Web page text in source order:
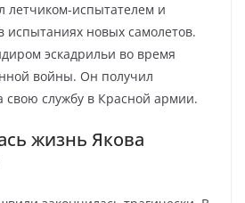
летчиком-испытателем и
испытаниях новых самолетов.
эскадрильи во время
войны. Он получил
свою службу в Красной армии.
жизнь Якова